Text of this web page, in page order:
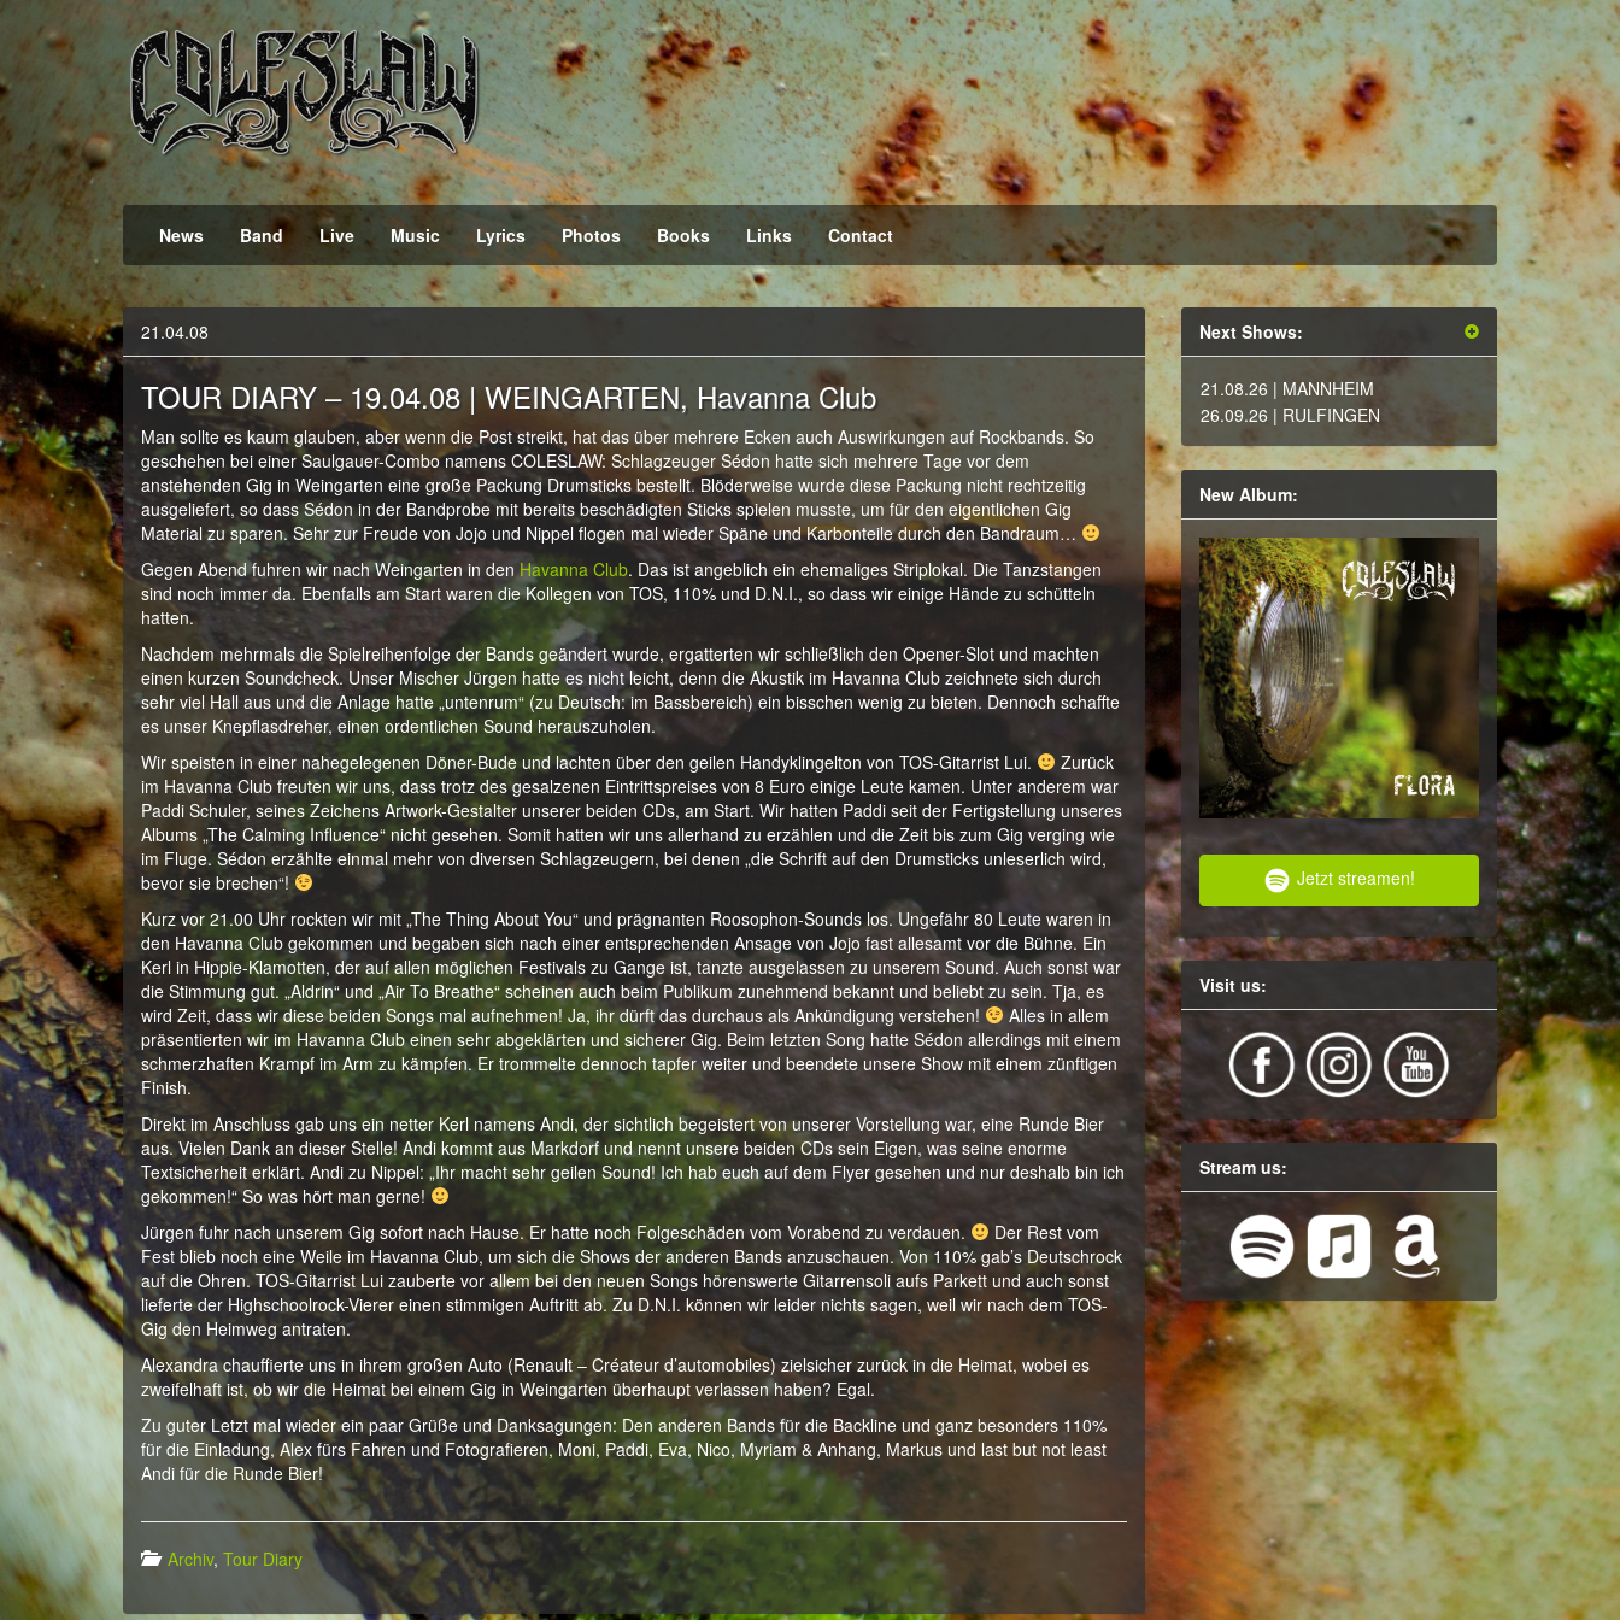
Coleslaw
Official Webpage
News Band Live Music Lyrics Photos Books Links Contact
21.04.08
TOUR DIARY – 19.04.08 | WEINGARTEN, Havanna Club
Man sollte es kaum glauben, aber wenn die Post streikt, hat das über mehrere Ecken auch Auswirkungen auf Rockbands. So
geschehen bei einer Saulgauer-Combo namens COLESLAW: Schlagzeuger Sédon hatte sich mehrere Tage vor dem
anstehenden Gig in Weingarten eine große Packung Drumsticks bestellt. Blöderweise wurde diese Packung nicht rechtzeitig
ausgeliefert, so dass Sédon in der Bandprobe mit bereits beschädigten Sticks spielen musste, um für den eigentlichen Gig
Material zu sparen. Sehr zur Freude von Jojo und Nippel flogen mal wieder Späne und Karbonteile durch den Bandraum…
Gegen Abend fuhren wir nach Weingarten in denHavanna Club. Das ist angeblich ein ehemaliges Striplokal. Die Tanzstangen
sind noch immer da. Ebenfalls am Start waren die Kollegen von TOS, 110% und D.N.I., so dass wir einige Hände zu schütteln
hatten.
Nachdem mehrmals die Spielreihenfolge der Bands geändert wurde, ergatterten wir schließlich den Opener-Slot und machten
einen kurzen Soundcheck. Unser Mischer Jürgen hatte es nicht leicht, denn die Akustik im Havanna Club zeichnete sich durch
sehr viel Hall aus und die Anlage hatte „untenrum“ (zu Deutsch: im Bassbereich) ein bisschen wenig zu bieten. Dennoch schaffte
es unser Knepflasdreher, einen ordentlichen Sound herauszuholen.
Wir speisten in einer nahegelegenen Döner-Bude und lachten über den geilen Handyklingelton von TOS-Gitarrist Lui.
Zurück
im Havanna Club freuten wir uns, dass trotz des gesalzenen Eintrittspreises von 8 Euro einige Leute kamen. Unter anderem war
Paddi Schuler, seines Zeichens Artwork-Gestalter unserer beiden CDs, am Start. Wir hatten Paddi seit der Fertigstellung unseres
Albums „The Calming Influence“ nicht gesehen. Somit hatten wir uns allerhand zu erzählen und die Zeit bis zum Gig verging wie
im Fluge. Sédon erzählte einmal mehr von diversen Schlagzeugern, bei denen „die Schrift auf den Drumsticks unleserlich wird,
bevor sie brechen“!
Kurz vor 21.00 Uhr rockten wir mit „The Thing About You“ und prägnanten Roosophon-Sounds los. Ungefähr 80 Leute waren in
den Havanna Club gekommen und begaben sich nach einer entsprechenden Ansage von Jojo fast allesamt vor die Bühne. Ein
Kerl in Hippie-Klamotten, der auf allen möglichen Festivals zu Gange ist, tanzte ausgelassen zu unserem Sound. Auch sonst war
die Stimmung gut. „Aldrin“ und „Air To Breathe“ scheinen auch beim Publikum zunehmend bekannt und beliebt zu sein. Tja, es
wird Zeit, dass wir diese beiden Songs mal aufnehmen! Ja, ihr dürft das durchaus als Ankündigung verstehen!
Alles in allem
präsentierten wir im Havanna Club einen sehr abgeklärten und sicherer Gig. Beim letzten Song hatte Sédon allerdings mit einem
schmerzhaften Krampf im Arm zu kämpfen. Er trommelte dennoch tapfer weiter und beendete unsere Show mit einem zünftigen
Finish.
Direkt im Anschluss gab uns ein netter Kerl namens Andi, der sichtlich begeistert von unserer Vorstellung war, eine Runde Bier
aus. Vielen Dank an dieser Stelle! Andi kommt aus Markdorf und nennt unsere beiden CDs sein Eigen, was seine enorme
Textsicherheit erklärt. Andi zu Nippel: „Ihr macht sehr geilen Sound! Ich hab euch auf dem Flyer gesehen und nur deshalb bin ich
gekommen!“ So was hört man gerne!
Jürgen fuhr nach unserem Gig sofort nach Hause. Er hatte noch Folgeschäden vom Vorabend zu verdauen.
Der Rest vom
Fest blieb noch eine Weile im Havanna Club, um sich die Shows der anderen Bands anzuschauen. Von 110% gab’s Deutschrock
auf die Ohren. TOS-Gitarrist Lui zauberte vor allem bei den neuen Songs hörenswerte Gitarrensoli aufs Parkett und auch sonst
lieferte der Highschoolrock-Vierer einen stimmigen Auftritt ab. Zu D.N.I. können wir leider nichts sagen, weil wir nach dem TOS-
Gig den Heimweg antraten.
Alexandra chauffierte uns in ihrem großen Auto (Renault – Créateur d’automobiles) zielsicher zurück in die Heimat, wobei es
zweifelhaft ist, ob wir die Heimat bei einem Gig in Weingarten überhaupt verlassen haben? Egal.
Zu guter Letzt mal wieder ein paar Grüße und Danksagungen: Den anderen Bands für die Backline und ganz besonders 110%
für die Einladung, Alex fürs Fahren und Fotografieren, Moni, Paddi, Eva, Nico, Myriam & Anhang, Markus und last but not least
Andi für die Runde Bier!
Archiv, Tour Diary
Next Shows:
21.08.26 | MANNHEIM
26.09.26 | RULFINGEN
New Album:
Jetzt streamen!
Visit us:
Stream us: